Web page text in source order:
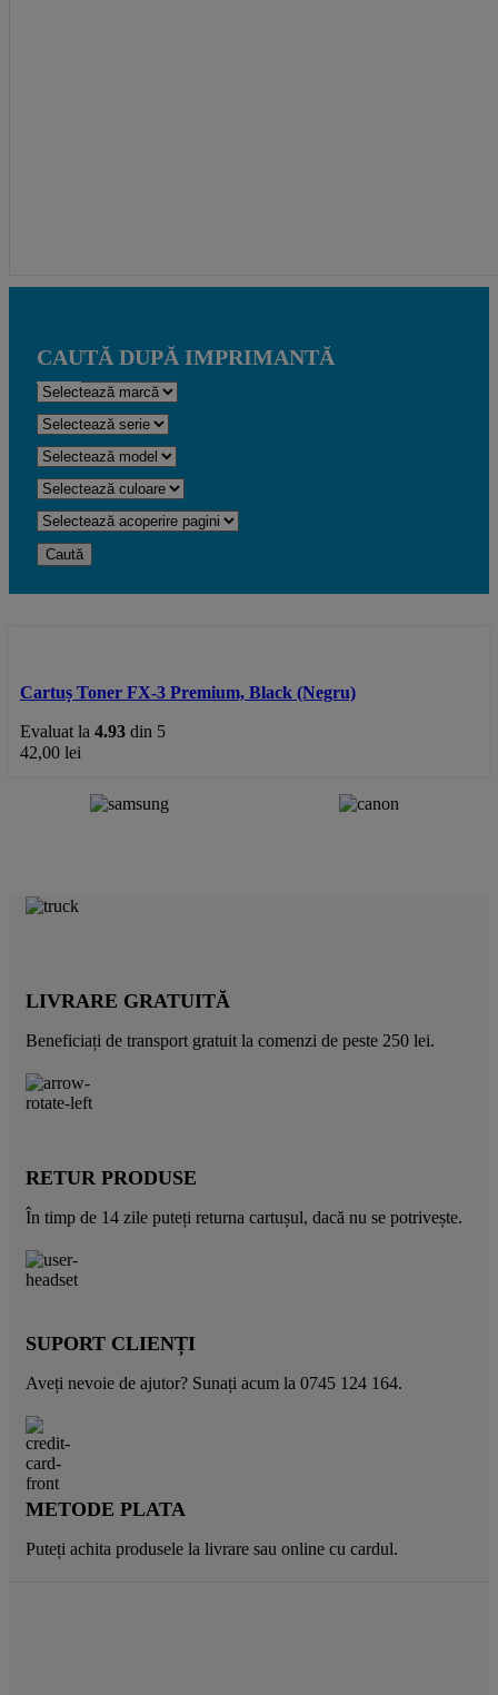
CAUTĂ DUPĂ IMPRIMANTĂ
Caută
Quick view
Add to wishlist
Cartuș Toner FX-3 Premium, Black (Negru)
Evaluat la 4.93 din 5
42,00 lei
LIVRARE GRATUITĂ
Beneficiați de transport gratuit la comenzi de peste 250 lei.
RETUR PRODUSE
În timp de 14 zile puteți returna cartușul, dacă nu se potrivește.
SUPORT CLIENȚI
Aveți nevoie de ajutor? Sunați acum la 0745 124 164.
METODE PLATA
Puteți achita produsele la livrare sau online cu cardul.